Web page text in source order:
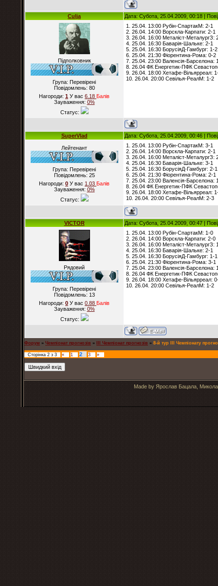
Culja Дата: Субота, 25.04.2009, 00:18 |
Підполковник
Група: Перевірені
Повідомлень: 80
Нагороди: 1 У вас 6.18 Балiв
Зауваження: 0%
Статус:
1. 25.04. 13:00 Рубін-СпартакМ: 2-1
2. 26.04. 14:00 Ворскла-Карпати: 2-1
3. 26.04. 16:00 Металіст-МеталургЗ:
4. 25.04. 16:30 Баварія-Шальке: 2-1
5. 25.04. 16:30 БорусіяД-Гамбург: 1-2
6. 25.04. 21:30 Фіорентина-Рома: 0-2
7. 25.04. 23:00 Валенсія-Барселона:
8. 26.04 ФК Енергетик-ПФК
9. 26.04. 18:00 Хетафе-Вільярреал:
10. 26.04. 20:00 Севілья-РеалМ: 1-2
SuperVlad Дата: Субота, 25.04.2009, 00:46 |
Лейтенант
Група: Перевірені
Повідомлень: 25
Нагороди: 0 У вас 1.03 Балiв
Зауваження: 0%
Статус:
1. 25.04. 13:00 Рубін-СпартакМ: 3-1
2. 26.04. 14:00 Ворскла-Карпати: 2-1
3. 26.04. 16:00 Металіст-МеталургЗ:
4. 25.04. 16:30 Баварія-Шальке: 3-1
5. 25.04. 16:30 БорусіяД-Гамбург: 2-1
6. 25.04. 21:30 Фіорентина-Рома: 2-1
7. 25.04. 23:00 Валенсія-Барселона:
8. 26.04 ФК Енергетик-ПФК
9. 26.04. 18:00 Хетафе-Вільярреал:
10. 26.04. 20:00 Севілья-РеалМ: 2-3
VICTOR Дата: Субота, 25.04.2009, 00:47 |
Рядовий
Група: Перевірені
Повідомлень: 13
Нагороди: 0 У вас 0.88 Балiв
Зауваження: 0%
Статус:
1. 25.04. 13:00 Рубін-СпартакМ: 1-0
2. 26.04. 14:00 Ворскла-Карпати: 2-0
3. 26.04. 16:00 Металіст-МеталургЗ:
4. 25.04. 16:30 Баварія-Шальке: 2-1
5. 25.04. 16:30 БорусіяД-Гамбург: 1-1
6. 25.04. 21:30 Фіорентина-Рома: 3-1
7. 25.04. 23:00 Валенсія-Барселона:
8. 26.04 ФК Енергетик-ПФК
9. 26.04. 18:00 Хетафе-Вільярреал:
10. 26.04. 20:00 Севілья-РеалМ: 1-2
Форум » Чемпіонат прогнозів » ІІІ Чемпіонат прогнозів » 8-й тур ІІІ Чемпіонату
Сторінка 2 з 3 « 1 2 3 »
Made by Ярослав Бацала,